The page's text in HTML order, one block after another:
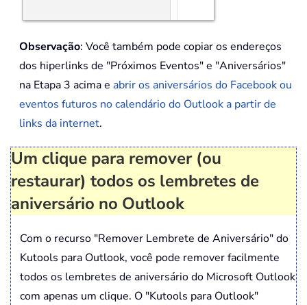
Observação: Você também pode copiar os endereços
dos hiperlinks de "Próximos Eventos" e "Aniversários"
na Etapa 3 acima e abrir os aniversários do Facebook ou
eventos futuros no calendário do Outlook a partir de
links da internet.
Um clique para remover (ou
restaurar) todos os lembretes de
aniversário no Outlook
Com o recurso "Remover Lembrete de Aniversário" do
Kutools para Outlook, você pode remover facilmente
todos os lembretes de aniversário do Microsoft Outlook
com apenas um clique. O "Kutools para Outlook"